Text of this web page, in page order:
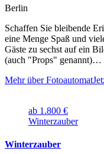
Berlin
Schaffen Sie bleibende
eine Menge Spaß und
Gäste zu sechst auf ein
(auch "Props" genannt)…
Mehr über Fotoautomat
ab 1.800 €
Winterzauber
Winterzauber